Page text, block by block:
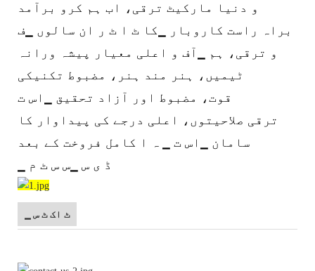
و دنیا مارکیٹ ترقی، اب ہم کرو برآمد
براہ راست کاروبار ▁کا ٹ ا ٹ ر ان سالوں ▁ف
و ترقی، ہم ▁آف و اعلی معیار پیشہ ورانہ
ٹیمیں، ہنر مند ہنر، مضبوط تکنیکی
قوت، مضبوط اور آزاد تحقیق ▁اس ت
ترقی صلاحیتوں، اعلی درجے کی پیداوار کا
سامان ▁اس ت ▁ ہ ا کامل فروخت کے بعد
▁ ڈ ی س ▁س س ٹ م
▁ ٹ اک ٹ س